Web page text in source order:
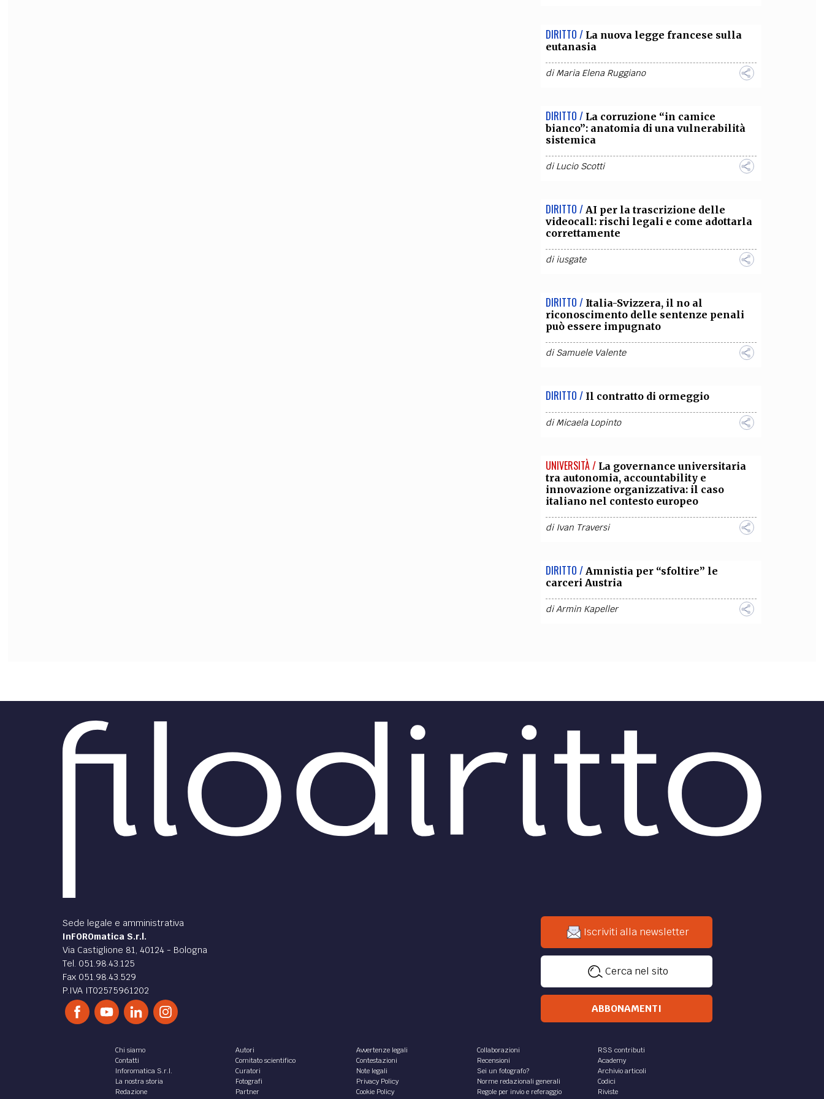
DIRITTO / La nuova legge francese sulla
eutanasia
diMaria Elena Ruggiano
DIRITTO / La corruzione “in camice
bianco”: anatomia di una vulnerabilità
sistemica
diLucio Scotti
DIRITTO / AI per la trascrizione delle
videocall: rischi legali e come adottarla
correttamente
diiusgate
DIRITTO / Italia-Svizzera, il no al
riconoscimento delle sentenze penali
può essere impugnato
diSamuele Valente
DIRITTO / Il contratto di ormeggio
diMicaela Lopinto
UNIVERSITÀ / La governance universitaria
tra autonomia, accountability e
innovazione organizzativa: il caso
italiano nel contesto europeo
di Ivan Traversi
DIRITTO / Amnistia per “sfoltire” le
carceri Austria
diArmin Kapeller
Sede legale e amministrativa
InFOROmatica S.r.l.
Via Castiglione 81, 40124 - Bologna
Tel. 051.98.43.125
Fax 051.98.43.529
P.IVA IT02575961202
Iscriviti alla newsletter
Cerca nel sito
ABBONAMENTI
Chi siamo
Contatti
Inforomatica S.r.l.
La nostra storia
Redazione
Autori
Comitato scientifico
Curatori
Fotografi
Partner
Avvertenze legali
Contestazioni
Note legali
Privacy Policy
Cookie Policy
Collaborazioni
Recensioni
Sei un fotografo?
Norme redazionali generali
Regole per invio e referaggio
RSS contributi
Academy
Archivio articoli
Codici
Riviste